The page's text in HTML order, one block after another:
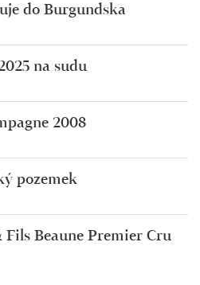
do Burgundska
na sudu
2008
pozemek
Fils Beaune Premier Cru